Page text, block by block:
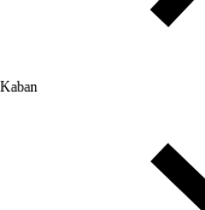
Kaban